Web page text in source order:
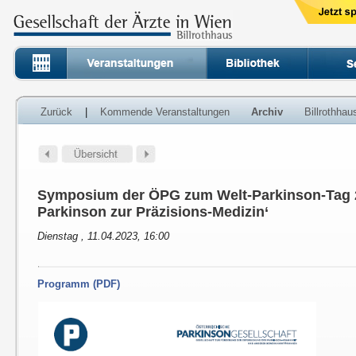
Zurück Kommende Veranstaltungen Archiv
Symposium der ÖPG zum Welt-Parkinson-Tag
Parkinson zur Präzisions-Medizin‘
Dienstag , 11.04.2023, 16:00
Programm (PDF)